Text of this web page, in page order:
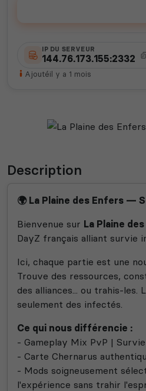
IP DU SERVEUR
144.76.173.155:2332
Ajoutéil y a 1 mois
Description
🌍 La Plaine des Enfers —
Bienvenue sur La Plaine
DayZ français alliant survie
Ici, chaque partie est une
Trouve des ressources,
des alliances... ou trahis-les.
seulement des infectés.
Ce qui nous différencie :
- Gameplay Mix PvP |
- Carte Chernarus
- Mods soigneusement
l'expérience sans trahir